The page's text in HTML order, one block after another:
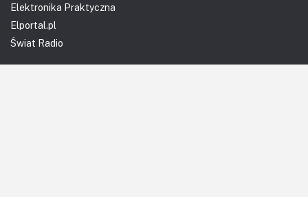
Elektronika Praktyczna
Elportal.pl
Świat Radio
FOTOGRAFIA, EDUKACJA I HI-TECH